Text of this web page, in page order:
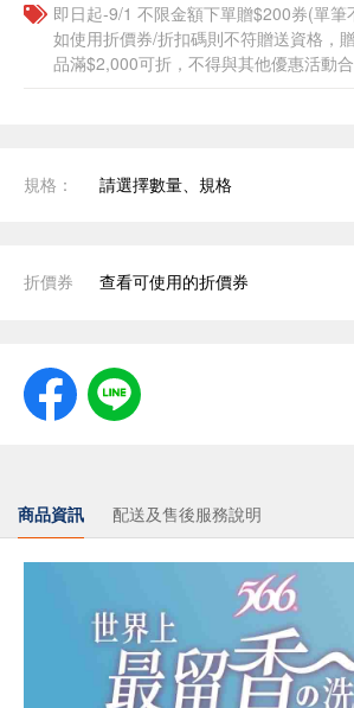
即日起-9/1 不限金額下單贈$200券(單筆
如使用折價券/折扣碼則不符贈送資格，
品滿$2,000可折，不得與其他優惠活動
規格： 請選擇數量、規格
折價券 查看可使用的折價券
商品資訊 配送及售後服務說明